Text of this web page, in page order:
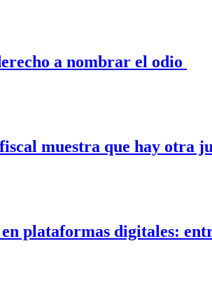
a nombrar el odio
muestra que hay otra
plataformas digitales: